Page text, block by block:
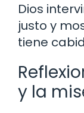
Dios
justo y
tiene
y la